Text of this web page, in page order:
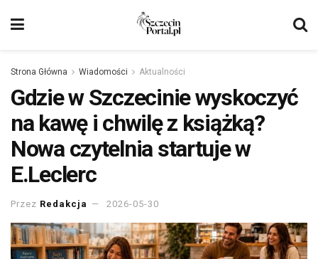
Strona Główna Wiadomości Aktualności
Gdzie w Szczecinie wyskoczyć
na kawę i chwilę z książką?
Nowa czytelnia startuje w
E.Leclerc
Przez Redakcja 2026-05-30